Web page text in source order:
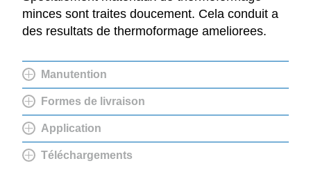
minces sont traites doucement. Cela conduit a
des resultats de thermoformage ameliorees.
Manutention
Formes de livraison
Application
Téléchargements